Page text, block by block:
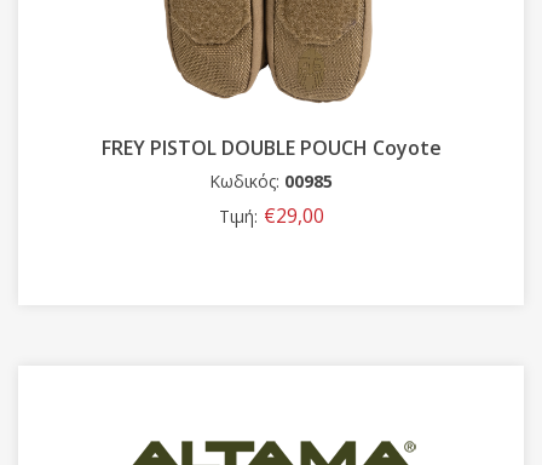
FREY PISTOL DOUBLE POUCH Coyote
Κωδικός:00985
€29,00